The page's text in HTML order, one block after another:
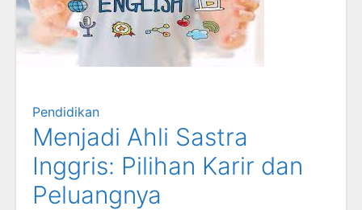
Pendidikan
Menjadi Ahli Sastra
Inggris: Pilihan Karir dan
Peluangnya